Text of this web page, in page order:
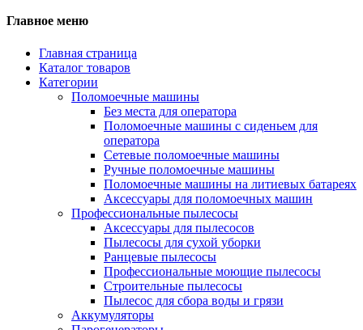
Главное меню
Главная страница
Каталог товаров
Категории
Поломоечные машины
Без места для оператора
Поломоечные машины с сиденьем для
оператора
Сетевые поломоечные машины
Ручные поломоечные машины
Поломоечные машины на литиевых батареях
Аксессуары для поломоечных машин
Профессиональные пылесосы
Аксессуары для пылесосов
Пылесосы для сухой уборки
Ранцевые пылесосы
Профессиональные моющие пылесосы
Строительные пылесосы
Пылесос для сбора воды и грязи
Аккумуляторы